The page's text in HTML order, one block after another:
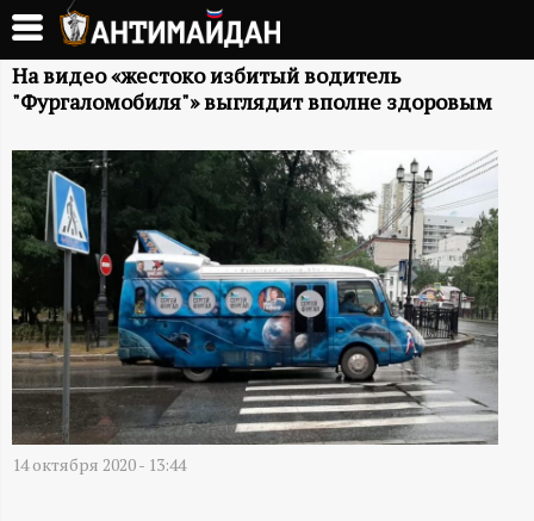
Перейти
основному
содержанию
А
Т
И
М
А
Й
Д
На видео «жестоко избитый водитель
"Фургаломобиля"» выглядит вполне здоровым
14 октября 2020 - 13:44